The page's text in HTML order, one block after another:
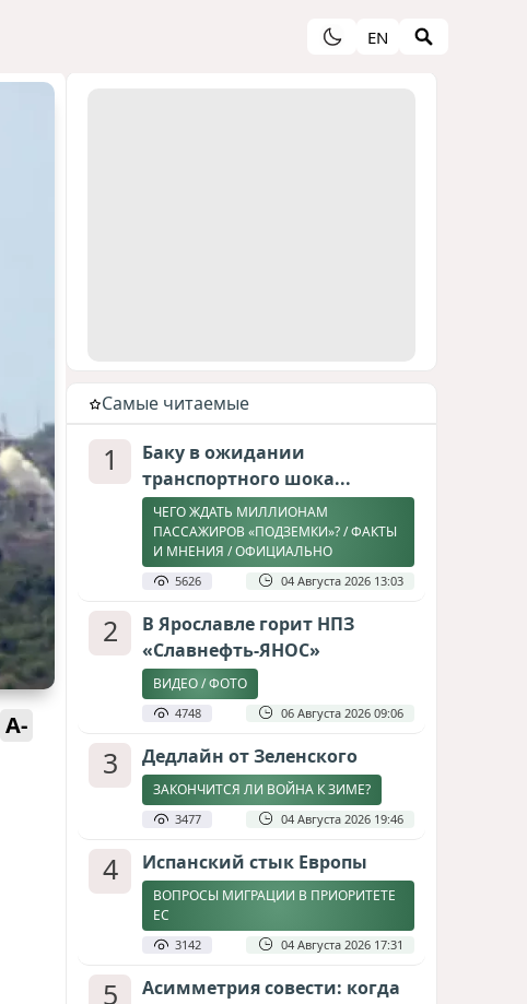
EN
A-
Cамые читаемые
1
Баку в ожидании
транспортного шока...
ЧЕГО ЖДАТЬ МИЛЛИОНАМ
ПАССАЖИРОВ «ПОДЗЕМКИ»? / ФАКТЫ
И МНЕНИЯ / ОФИЦИАЛЬНО
5626 04 Августа 2026 13:03
2
В Ярославле горит НПЗ
«Славнефть-ЯНОС»
ВИДЕО / ФОТО
4748 06 Августа 2026 09:06
3 Дедлайн от Зеленского
ЗАКОНЧИТСЯ ЛИ ВОЙНА К ЗИМЕ?
3477 04 Августа 2026 19:46
4 Испанский стык Европы
ВОПРОСЫ МИГРАЦИИ В ПРИОРИТЕТЕ
ЕС
3142 04 Августа 2026 17:31
5
Асимметрия совести: когда